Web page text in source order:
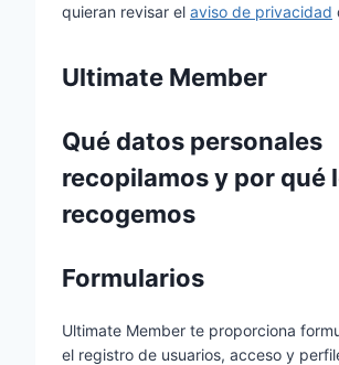
quieran revisar el aviso de privacidad
Ultimate Member
Qué datos personales
recopilamos y por qué
recogemos
Formularios
Ultimate Member te proporciona
el registro de usuarios, acceso y